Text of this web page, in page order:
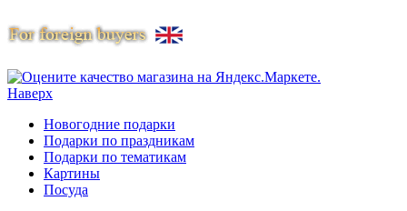
Наверх
Новогодние подарки
Подарки по праздникам
Подарки по тематикам
Картины
Посуда